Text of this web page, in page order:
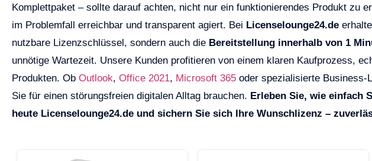
Komplettpaket – sollte darauf achten, nicht nur ein funktionierendes Produkt zu
im Problemfall erreichbar und transparent agiert. Bei Licenselounge24.de
nutzbare Lizenzschlüssel, sondern auch die Bereitstellung innerhalb von 1
unnötige Wartezeit. Unsere Kunden profitieren von einem klaren Kaufprozess,
Produkten. Ob Outlook, Office 2021, Microsoft 365 oder spezialisierte Business-
Sie für einen störungsfreien digitalen Alltag brauchen. Erleben Sie, wie einfach
heute Licenselounge24.de und sichern Sie sich Ihre Wunschlizenz –